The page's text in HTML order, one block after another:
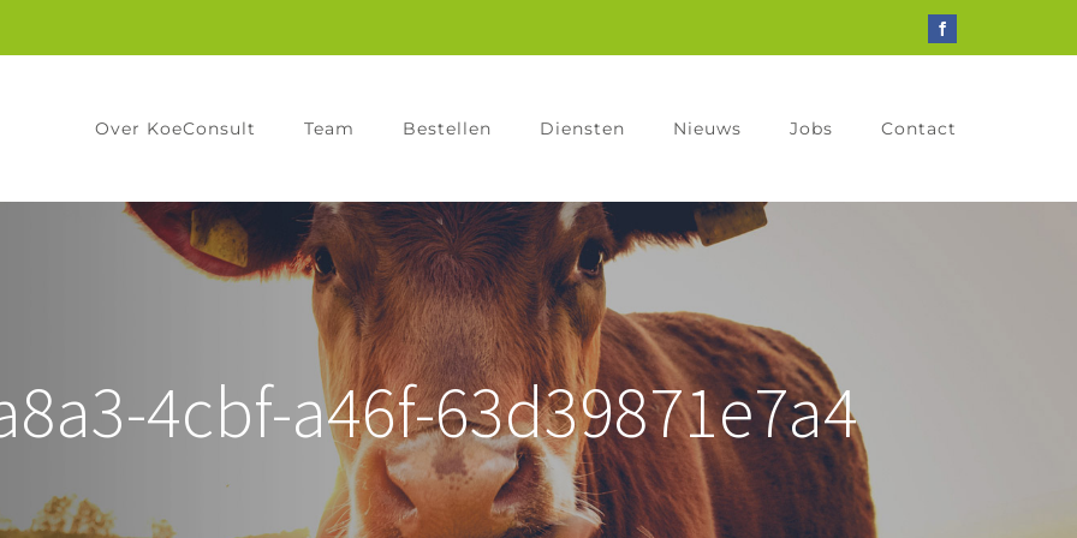
Facebook
Over KoeConsult Team Bestellen Diensten Nieuws Jobs Contact
4cbf-a46f-63d39871e7a4